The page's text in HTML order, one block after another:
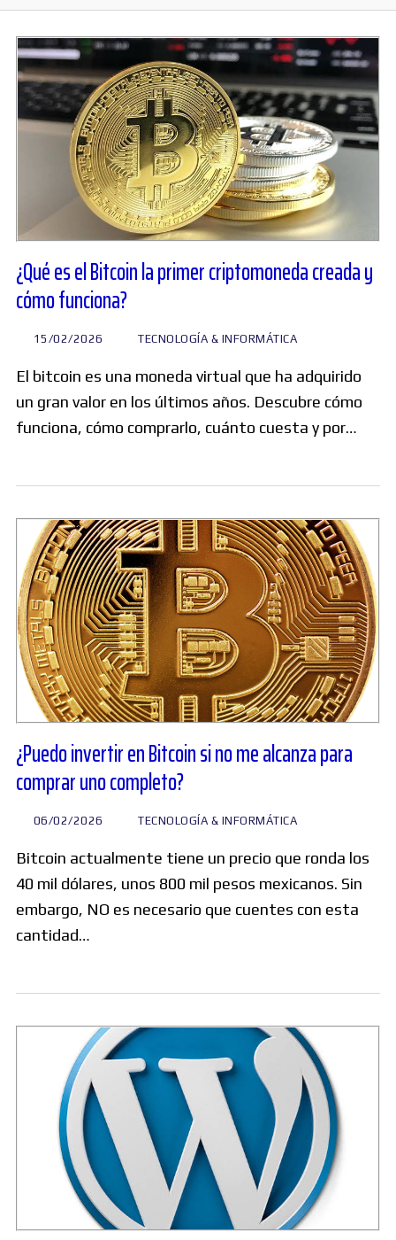
Buscar:
¿Qué es el Bitcoin la primer criptomoneda creada y
cómo funciona?
15/02/2026 TECNOLOGÍA & INFORMÁTICA
El bitcoin es una moneda virtual que ha adquirido
un gran valor en los últimos años. Descubre cómo
funciona, cómo comprarlo, cuánto cuesta y por…
¿Puedo invertir en Bitcoin si no me alcanza para
comprar uno completo?
06/02/2026 TECNOLOGÍA & INFORMÁTICA
Bitcoin actualmente tiene un precio que ronda los
40 mil dólares, unos 800 mil pesos mexicanos. Sin
embargo, NO es necesario que cuentes con esta
cantidad…